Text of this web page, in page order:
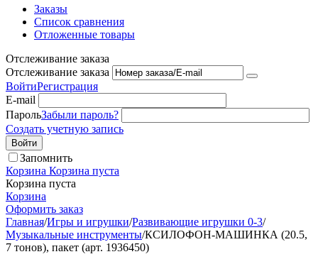
Заказы
Список сравнения
Отложенные товары
Отслеживание заказа
Отслеживание заказа
ВойтиРегистрация
E-mail
ПарольЗабыли пароль?
Создать учетную запись
Войти
Запомнить
Корзина Корзина пуста
Корзина пуста
Корзина
Оформить заказ
Главная/Игры и игрушки/Развивающие игрушки 0-3/
Музыкальные инструменты/КСИЛОФОН-МАШИНКА (20.5,
7 тонов), пакет (арт. 1936450)